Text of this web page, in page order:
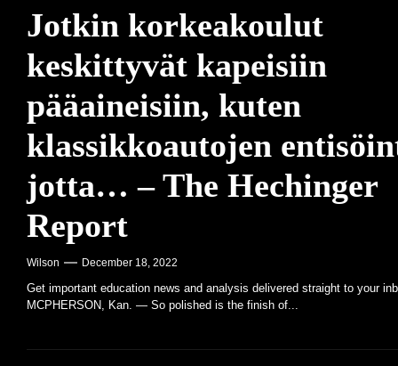
Rob ja Melani Walton -säätiö
Jotkin korkeakoulut
keskittyvät kapeisiin
pääaineisiin, kuten
klassikkoautojen
jotta… – The Hechinger
Report
Wilson December 18, 2022
Get important education news and analysis delivered straight to your
MCPHERSON, Kan. — So polished is the finish of...